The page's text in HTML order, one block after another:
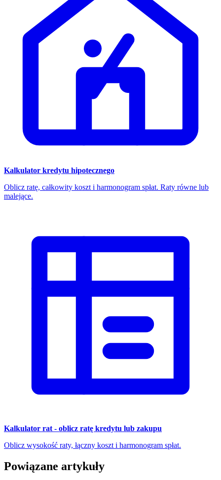
Kalkulator kredytu hipotecznego
Oblicz ratę, całkowity koszt i harmonogram spłat. Raty równe lub
malejące.
Kalkulator rat - oblicz ratę kredytu lub zakupu
Oblicz wysokość raty, łączny koszt i harmonogram spłat.
Powiązane artykuły